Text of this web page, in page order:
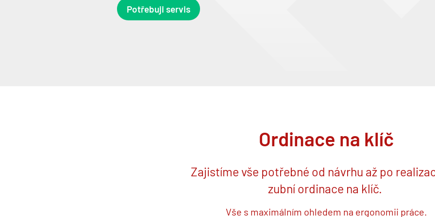
Potřebuji servis
Ordinace na klíč
Zajistíme vše potřebné od návrhu až po
zubní ordinace na klíč.
Vše s maximálním ohledem na ergonomii práce.